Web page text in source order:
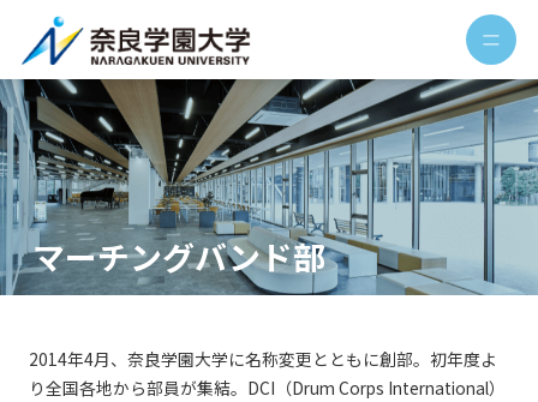
マーチングバンド部
2014年4月、奈良学園大学に名称変更とともに創部。初年度よ
り全国各地から部員が集結。DCI（Drum Corps International）